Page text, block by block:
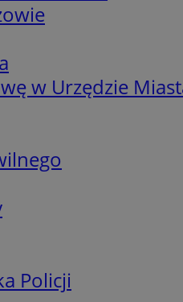
w Urzędzie
Policji